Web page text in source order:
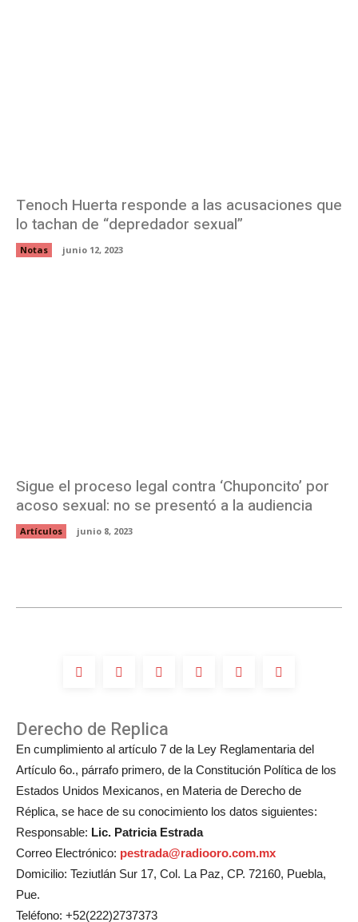
Tenoch Huerta responde a las acusaciones que
lo tachan de “depredador sexual”
Notas junio 12, 2023
Sigue el proceso legal contra ‘Chuponcito’ por
acoso sexual: no se presentó a la audiencia
Artículos junio 8, 2023
Derecho de Replica
En cumplimiento al artículo 7 de la Ley Reglamentaria del
Artículo 6o., párrafo primero, de la Constitución Política de los
Estados Unidos Mexicanos, en Materia de Derecho de
Réplica, se hace de su conocimiento los datos siguientes:
Responsable: Lic. Patricia Estrada
Correo Electrónico: pestrada@radiooro.com.mx
Domicilio: Teziutlán Sur 17, Col. La Paz, CP. 72160, Puebla,
Pue.
Teléfono: +52(222)2737373